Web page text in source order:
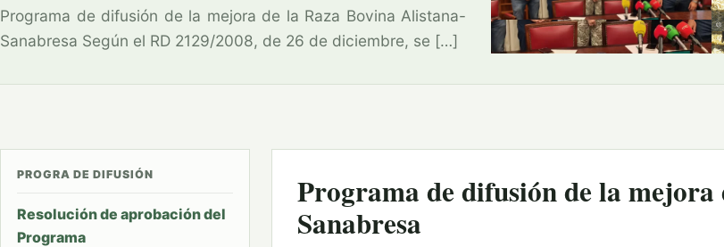
Programa de difusión de la mejora de la Raza Bovina Alistana-
Sanabresa Según el RD 2129/2008, de 26 de diciembre, se […]
PROGRA DE DIFUSIÓN
Resolución de aprobación del
Programa
Programa de difusión de la
Sanabresa